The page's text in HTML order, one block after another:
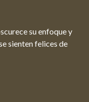
su enfoque y
sienten felices de